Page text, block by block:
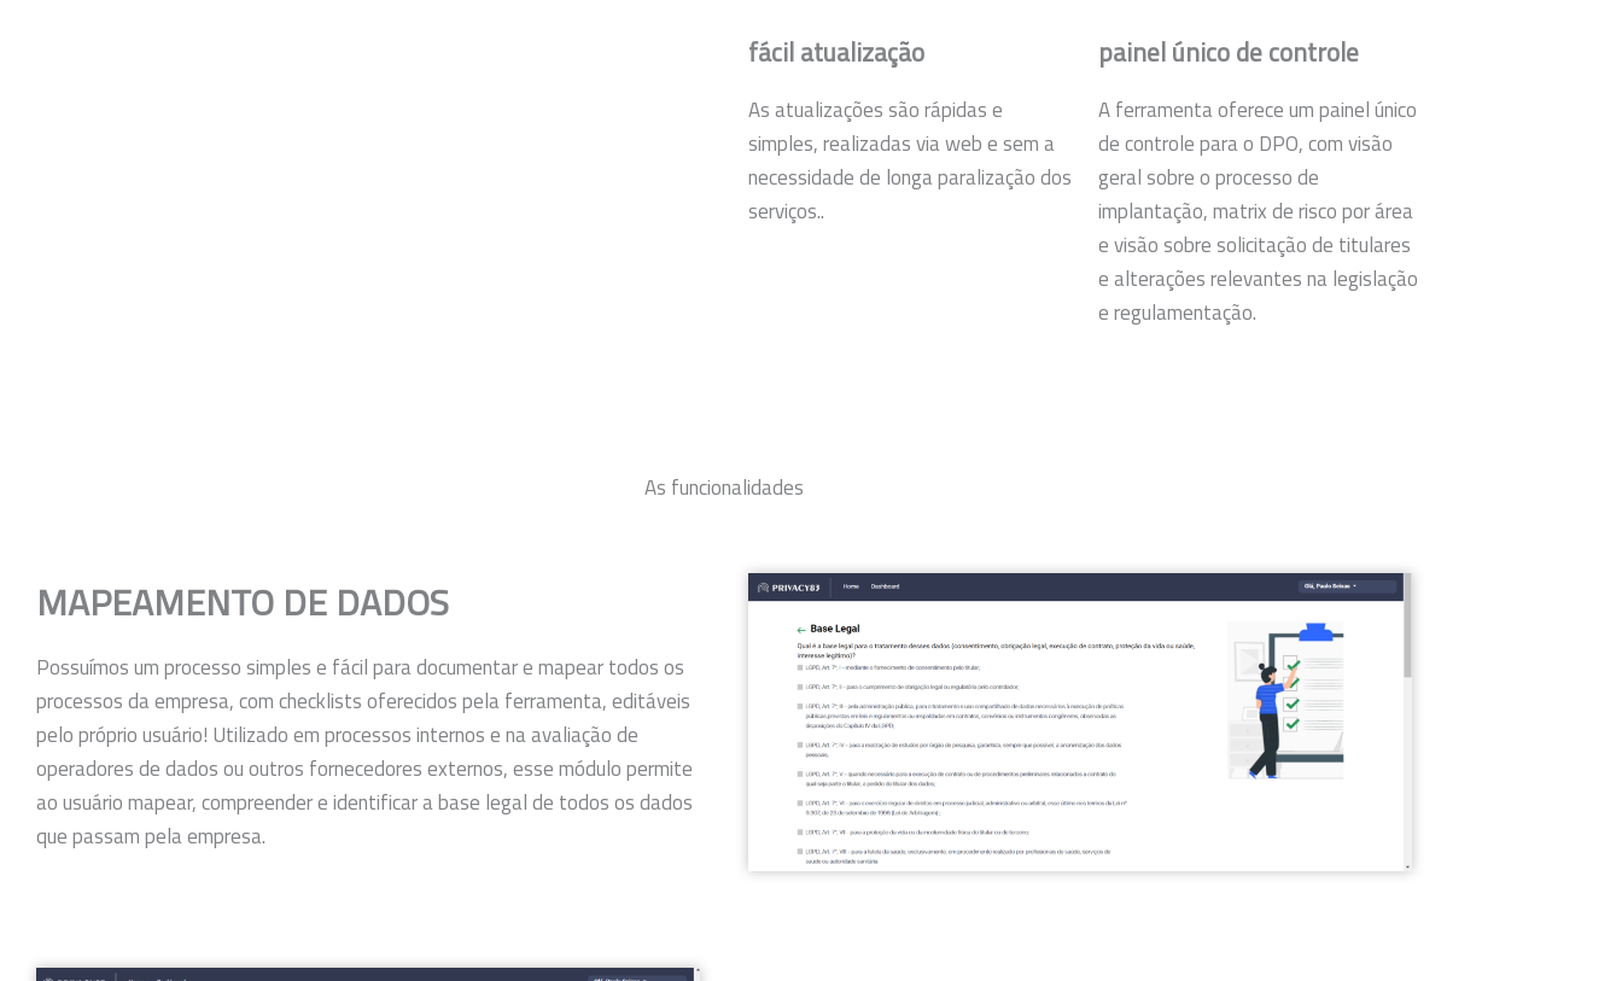
fácil atualização
As atualizações são rápidas e
simples, realizadas via web e sem a
necessidade de longa paralização dos
serviços..
painel único de controle
A ferramenta oferece um painel único
de controle para o DPO, com visão
geral sobre o processo de
implantação, matrix de risco por área
e visão sobre solicitação de titulares
e alterações relevantes na legislação
e regulamentação.
As funcionalidades
MAPEAMENTO DE DADOS
Possuímos um processo simples e fácil para documentar e mapear todos os
processos da empresa, com checklists oferecidos pela ferramenta, editáveis
pelo próprio usuário! Utilizado em processos internos e na avaliação de
operadores de dados ou outros fornecedores externos, esse módulo permite
ao usuário mapear, compreender e identificar a base legal de todos os dados
que passam pela empresa.